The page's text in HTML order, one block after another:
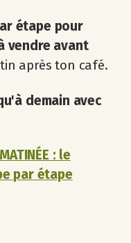
étape pour
vendre avant
après ton café.
demain avec
: le
par étape